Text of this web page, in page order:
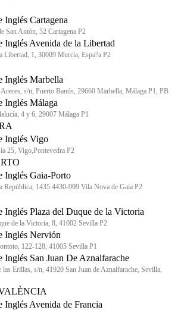
Inglés Cartagena
San Antón, 52 Cartagena P2
Inglés Avenida de la Libertad
Libertad, 1, 30009 Murcia, Espa?a P2
Inglés Marbella
s/n, Puerto Banús, 29660 Marbella, Málaga P1, PB
Inglés Málaga
4 y 6, 29007 Málaga P1
Inglés Vigo
25, Vigo,Pontevedra P2
Inglés Gaia-Porto
República, 1435 4430-999 Vila Nova de Gaia P2
Inglés Plaza del Duque de la Victoria
de la Victoria, 8, 41002 Sevilla P2
Inglés Nervión
122-128, 41005 Sevilla P1
Inglés San Juan De Aznalfarache
las Erillas, s/n, 41920 San Juan de Aznalfarache, Sevilla,
Inglés Avenida de Francia